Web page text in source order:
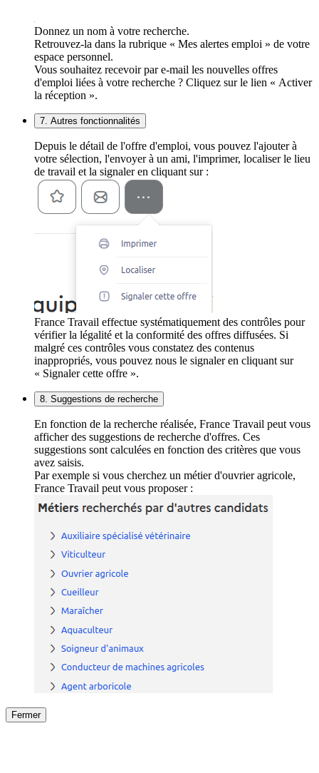
Donnez un nom à votre recherche.
Retrouvez-la dans la rubrique « Mes alertes emploi » de votre
espace personnel.
Vous souhaitez recevoir par e-mail les nouvelles offres
d'emploi liées à votre recherche ? Cliquez sur le lien « Activer
la réception ».
7. Autres fonctionnalités
Depuis le détail de l'offre d'emploi, vous pouvez l'ajouter à
votre sélection, l'envoyer à un ami, l'imprimer, localiser le lieu
de travail et la signaler en cliquant sur :
France Travail effectue systématiquement des contrôles pour
vérifier la légalité et la conformité des offres diffusées. Si
malgré ces contrôles vous constatez des contenus
inappropriés, vous pouvez nous le signaler en cliquant sur
« Signaler cette offre ».
8. Suggestions de recherche
En fonction de la recherche réalisée, France Travail peut vous
afficher des suggestions de recherche d'offres. Ces
suggestions sont calculées en fonction des critères que vous
avez saisis.
Par exemple si vous cherchez un métier d'ouvrier agricole,
France Travail peut vous proposer :
Fermer